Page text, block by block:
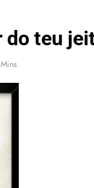
do teu